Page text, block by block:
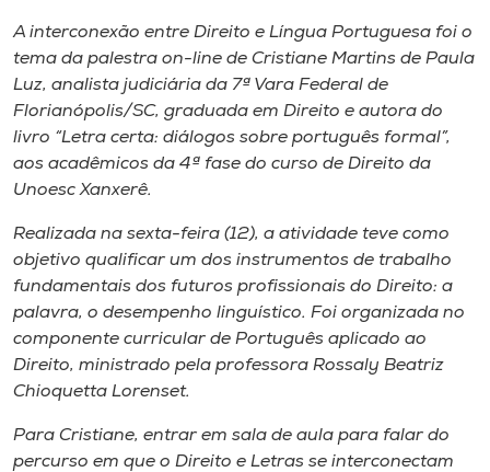
Museu
Unoesc
Store
Selecione
o idioma
A+
A-
A interconexão entre Direito e Língua Portuguesa foi o
tema da palestra on-line de Cristiane Martins de Paula
Luz, analista judiciária da 7ª Vara Federal de
Florianópolis/SC, graduada em Direito e autora do
livro “Letra certa: diálogos sobre português formal”,
aos acadêmicos da 4ª fase do curso de Direito da
Unoesc Xanxerê.
Realizada na sexta-feira (12), a atividade teve como
objetivo qualificar um dos instrumentos de trabalho
fundamentais dos futuros profissionais do Direito: a
palavra, o desempenho linguístico. Foi organizada no
componente curricular de Português aplicado ao
Direito, ministrado pela professora Rossaly Beatriz
Chioquetta Lorenset.
Para Cristiane, entrar em sala de aula para falar do
percurso em que o Direito e Letras se interconectam